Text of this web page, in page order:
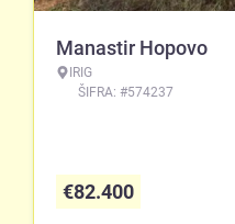
Manastir Hopovo
IRIG
ŠIFRA: #574237
€82.400